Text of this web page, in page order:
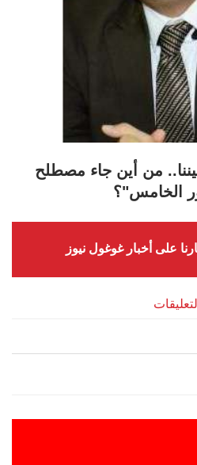
من أين جاء مصطلح
الخامس"؟
على أخبار غوغول نيوز
التعليقات